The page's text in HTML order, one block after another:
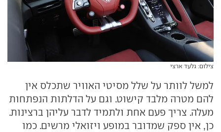
צילום: גלעד ארצי
למשל לוותר על שלל מסיטי האוויר שתכלס אין
להם מטרה מלבד קישוט. וגם על הדלתות הנפתחות
מעלה. צריך פעם אחת ולתמיד לדבר עליהן ברצינות.
כן, אין ספק שמדובר במופע ויזואלי מרשים. כמו